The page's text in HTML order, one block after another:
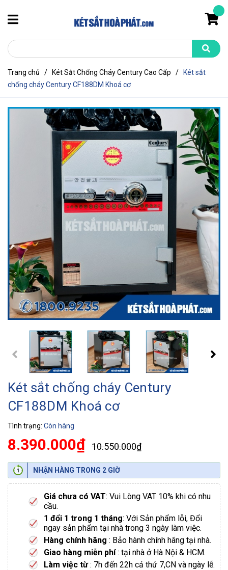
Trang chủ / Két Sắt Chống Cháy Century Cao Cấp /
Két sắt
chống cháy Century CF188DM Khoá cơ
Két sắt chống cháy Century
CF188DM Khoá cơ
Tình trạng: Còn hàng
8.390.000₫ 10.550.000₫
NHẬN HÀNG TRONG 2 GIỜ
Giá chưa có VAT: Vui Lòng VAT 10% khi có nhu
cầu.
1 đổi 1 trong 1 tháng: Với Sản phẩm lỗi, Đổi
ngay sản phẩm tại nhà trong 3 ngày làm việc.
Hàng chính hãng : Bảo hành chính hãng tại nhà.
Giao hàng miễn phí: tại nhà ở Hà Nội & HCM.
Làm việc từ: 7h đến 22h cả thứ 7,CN và ngày lễ.